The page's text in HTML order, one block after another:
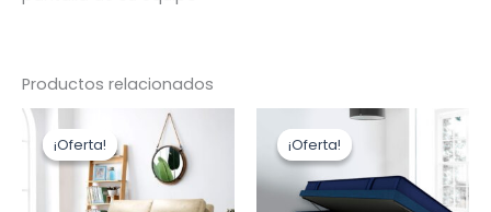
Productos relacionados
¡Oferta!
¡Oferta!
precio
original
era:
$6,999,000.00.
actual
$3,889,000.00.
producto
tiene
múltiples
¡Oferta!
¡Oferta!
Rango
desde
$3,019,000.00